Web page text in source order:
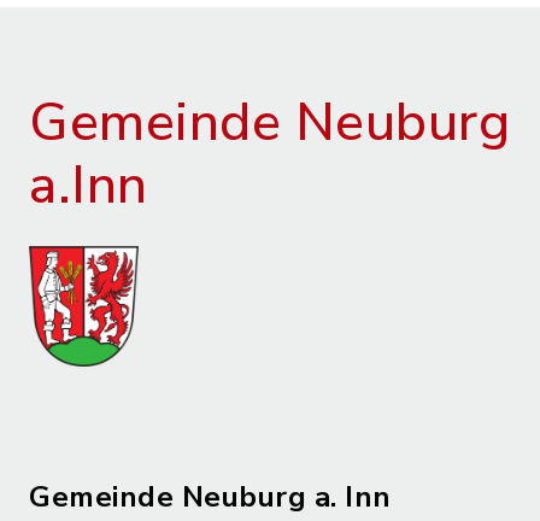
Gemeinde Neuburg
a.Inn
Gemeinde Neuburg a. Inn